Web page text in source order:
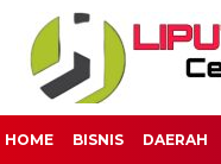
HOME BISNIS DAERAH